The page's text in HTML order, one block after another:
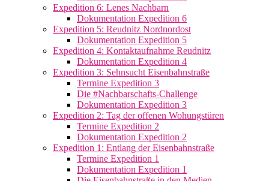
Expedition 6: Lenes Nachbarn
Dokumentation Expedition 6
Expedition 5: Reudnitz Nordnordost
Dokumentation Expedition 5
Expedition 4: Kontaktaufnahme Reudnitz
Dokumentation Expedition 4
Expedition 3: Sehnsucht Eisenbahnstraße
Termine Expedition 3
Die #Nachbarschafts-Challenge
Dokumentation Expedition 3
Expedition 2: Tag der offenen Wohungstüren
Termine Expedition 2
Dokumentation Expedition 2
Expedition 1: Entlang der Eisenbahnstraße
Termine Expedition 1
Dokumentation Expedition 1